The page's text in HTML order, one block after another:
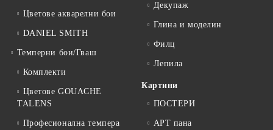
Цветове акварелни бои
DANIEL SMITH
Темперни бои/Гваш
Комплекти
Цветове GOUACHE
TALENS
Професионална темпера
Декупаж
Глина и моделин
Филц
Лепила
Картини
ПОСТЕРИ
АРТ пана